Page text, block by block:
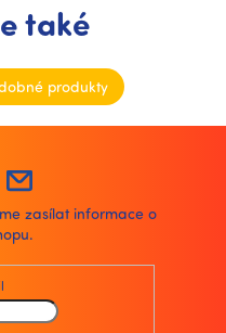
také
produkty
zasílat informace o